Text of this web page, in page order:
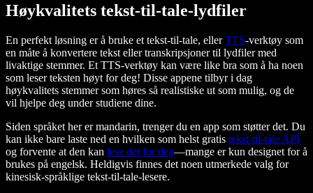
Høykvalitets tekst-til-tale-lydfiler
En perfekt løsning er å bruke et tekst-til-tale, ellerTTS-verktøy som
en måte å konvertere tekst eller transkripsjoner til lydfiler med
livaktige stemmer. Et TTS-verktøy kan være like bra som å ha noen
som leser teksten høyt for deg! Disse appene tilbyr i dag
høykvalitets stemmer som høres så realistiske ut som mulig, og de
vil hjelpe deg under studiene dine.
Siden språket her er mandarin, trenger du en app som støtter det. Du
kan ikke bare laste ned en hvilken som helst gratis tekst-til-tale API
og forvente at den kan lese det for deg—mange er kun designet for å
brukes på engelsk. Heldigvis finnes det noen utmerkede valg for
kinesisk-språklige tekst-til-tale-lesere.